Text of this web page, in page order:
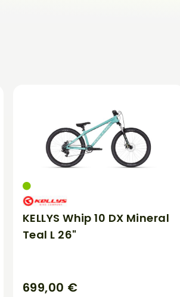
KELLYS Whip 10 DX Mineral
Teal L 26"
699,00 €